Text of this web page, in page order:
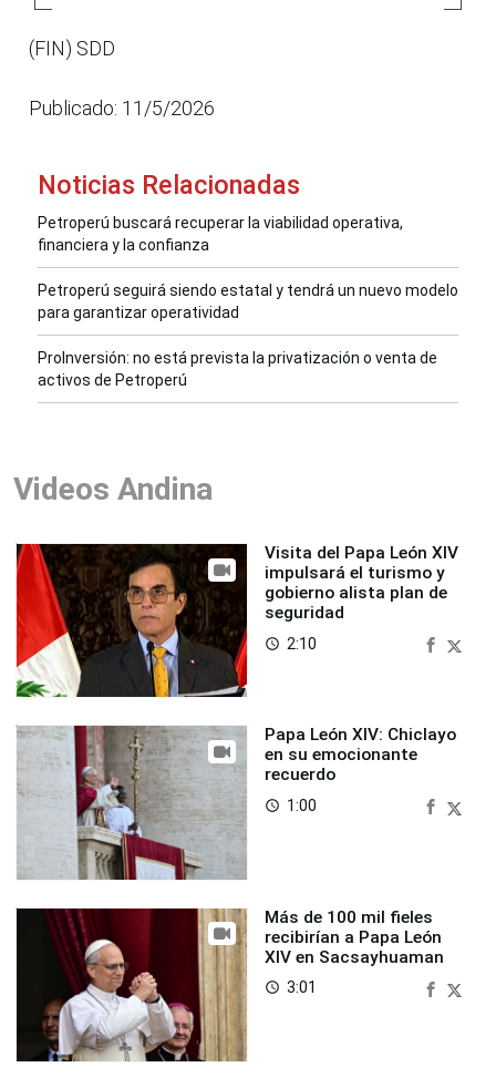
(FIN) SDD
Publicado: 11/5/2026
Noticias Relacionadas
Petroperú buscará recuperar la viabilidad operativa,
financiera y la confianza
Petroperú seguirá siendo estatal y tendrá un nuevo modelo
para garantizar operatividad
ProInversión: no está prevista la privatización o venta de
activos de Petroperú
Videos Andina
Visita del Papa León XIV
impulsará el turismo y
gobierno alista plan de
seguridad
access_time 2:10
Papa León XIV: Chiclayo
en su emocionante
recuerdo
access_time 1:00
Más de 100 mil fieles
recibirían a Papa León
XIV en Sacsayhuaman
access_time 3:01